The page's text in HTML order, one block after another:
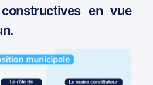
en vue